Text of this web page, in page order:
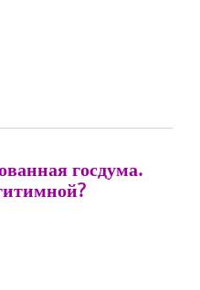
госдума.